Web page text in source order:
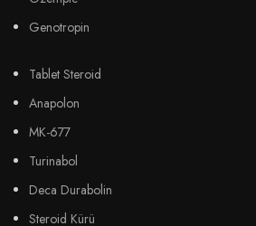
Genotropin
Tablet Steroid
Anapolon
MK-677
Turinabol
Deca Durabolin
Steroid Kürü